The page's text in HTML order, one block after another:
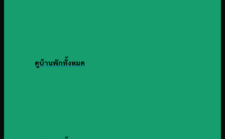
ดูบ้านพักทั้งหมด